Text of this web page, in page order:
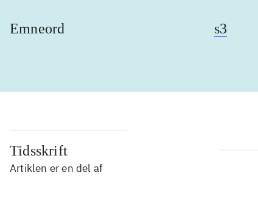
Emneord s3
Tidsskrift
Artiklen er en del af